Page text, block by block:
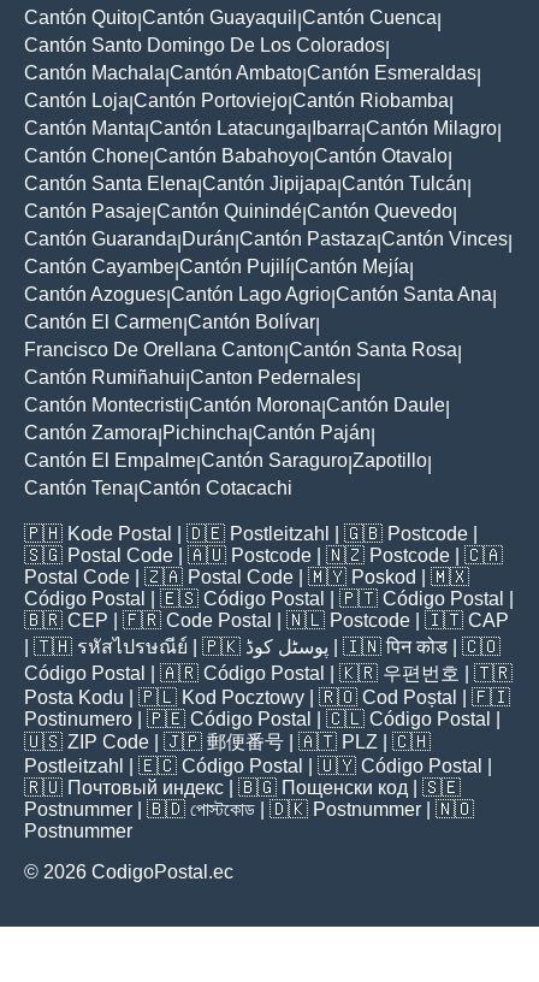
Cantón Quito Cantón Guayaquil Cantón Cuenca
Cantón Santo Domingo De Los Colorados
Cantón Machala Cantón Ambato Cantón Esmeraldas
Cantón Loja Cantón Portoviejo Cantón Riobamba
Cantón Manta Cantón Latacunga Ibarra Cantón Milagro
Cantón Chone Cantón Babahoyo Cantón Otavalo
Cantón Santa Elena Cantón Jipijapa Cantón Tulcán
Cantón Pasaje Cantón Quinindé Cantón Quevedo
Cantón Guaranda Durán Cantón Pastaza Cantón Vinces
Cantón Cayambe Cantón Pujilí Cantón Mejía
Cantón Azogues Cantón Lago Agrio Cantón Santa Ana
Cantón El Carmen Cantón Bolívar
Francisco De Orellana Canton Cantón Santa Rosa
Cantón Rumiñahui Canton Pedernales
Cantón Montecristi Cantón Morona Cantón Daule
Cantón Zamora Pichincha Cantón Paján
Cantón El Empalme Cantón Saraguro Zapotillo
Cantón Tena Cantón Cotacachi
🇵🇭 Kode Postal | 🇩🇪 Postleitzahl | 🇬🇧 Postcode
🇸🇬 Postal Code | 🇦🇺 Postcode | 🇳🇿 Postcode | 🇨🇦
Postal Code | 🇿🇦 Postal Code | 🇲🇾 Poskod
| 🇲🇽
Código Postal
| 🇪🇸 Código Postal | 🇵🇹 Código Postal
🇧🇷 CEP | 🇫🇷 Code Postal | 🇳🇱 Postcode | 🇮🇹 CAP
| 🇹🇭 รหัสไปรษณีย์ | 🇵🇰 پوسٹل کوڈ | 🇮🇳पिन कोड | 🇨🇴
Código Postal
| 🇦🇷 Código Postal | 🇰🇷 우편번호
| 🇹🇷
Posta Kodu | 🇵🇱 Kod Pocztowy | 🇷🇴 Cod Poștal
| 🇫🇮
Postinumero | 🇵🇪 Código Postal | 🇨🇱 Código Postal
🇺🇸 ZIP Code | 🇯🇵 郵便番号 | 🇦🇹 PLZ | 🇨🇭
Postleitzahl
| 🇪🇨 Código Postal | 🇺🇾 Código Postal
🇷🇺 Почтовый индекс | 🇧🇬 Пощенски код | 🇸🇪
Postnummer | 🇧🇩 পোস্টকোড | 🇩🇰 Postnummer | 🇳🇴
Postnummer
© 2026 CodigoPostal.ec